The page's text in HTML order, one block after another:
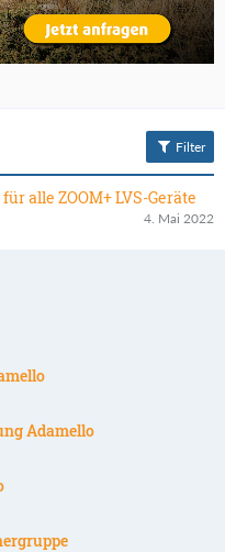
Filter
alle ZOOM+ LVS-Geräte
4. Mai 2022
Adamello